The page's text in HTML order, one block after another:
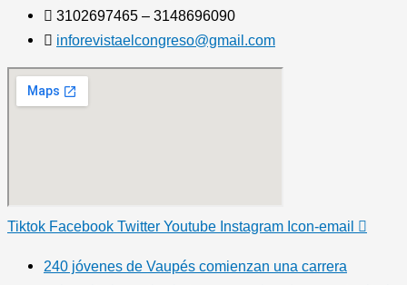
3102697465 – 3148696090
inforevistaelcongreso@gmail.com
Tiktok Facebook Twitter Youtube Instagram Icon-email
240 jóvenes de Vaupés comienzan una carrera